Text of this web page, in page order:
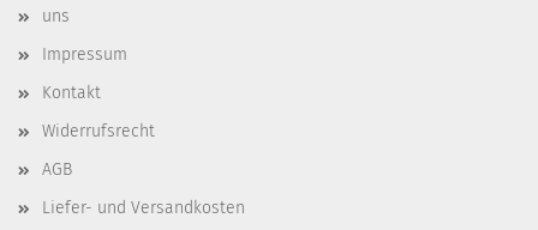
uns
Impressum
Kontakt
Widerrufsrecht
AGB
Liefer- und Versandkosten